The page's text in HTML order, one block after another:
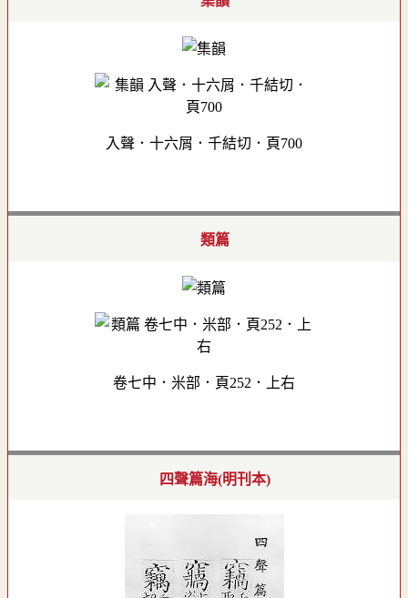
入聲．十六屑．千結切．頁700
類篇
卷七中．米部．頁252．上右
四聲篇海(明刊本)